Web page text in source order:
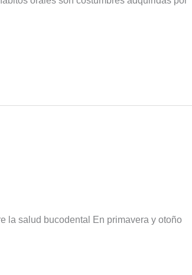
la salud bucodental En primavera y otoño